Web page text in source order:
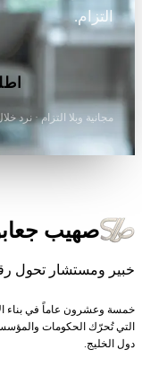
التزام.
مجانية وبلا التزام · نرد
صهيب جعابو
ومستشار تحول
وعشرون عاماً في بناء
تُحرّك الحكومات
الخليج.